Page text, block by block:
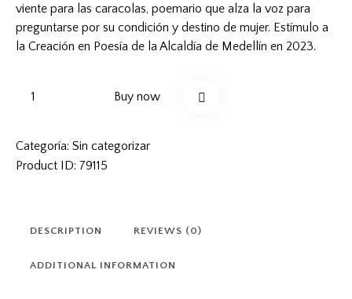
viente para las caracolas, poemario que alza la voz para
preguntarse por su condición y destino de mujer. Estímulo a
la Creación en Poesía de la Alcaldía de Medellín en 2023.
Buy now
Categoría: Sin categorizar
Product ID: 79115
DESCRIPTION REVIEWS (0)
ADDITIONAL INFORMATION